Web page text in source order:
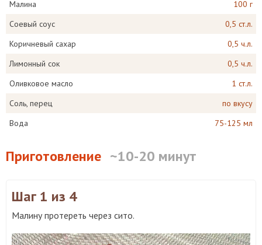
Малина
100 г
Соевый соус
0,5 ст.л.
Коричневый сахар
0,5 ч.л.
Лимонный сок
0,5 ч.л.
Оливковое масло
1 ст.л.
Соль, перец
по вкусу
Вода
75-125 мл
Приготовление ~10-20 минут
Шаг 1 из 4
Малину протереть через сито.